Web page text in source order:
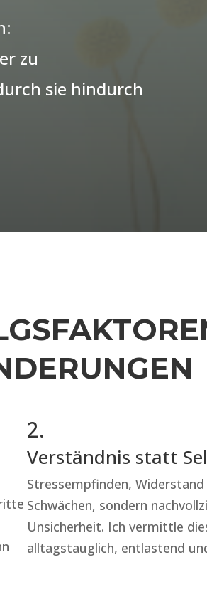
zu
sie hindurch
2.
Verständnis statt
Stressempfinden,
Schwächen, sondern
Unsicherheit. Ich vermittle
alltagstauglich, entlastend